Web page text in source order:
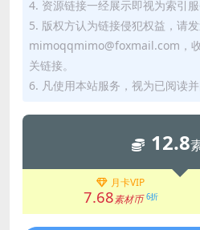
4. 资源链接一经展示即视为索引服
5. 版权方认为链接侵犯权益，请
mimoqqmimo@foxmail.com，
关链接。
6. 凡使用本站服务，视为已阅读并
12.8
月卡VIP
7.68素材币 6折